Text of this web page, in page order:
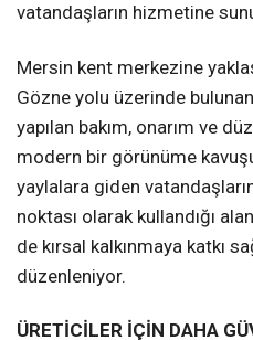
vatandaşların hizmetine
Mersin kent merkezine
Gözne yolu üzerinde
yapılan bakım, onarım ve
modern bir görünüme
yaylalara giden
noktası olarak kullandığı
de kırsal kalkınmaya katkı
düzenleniyor.
ÜRETİCİLER İÇİN DAHA